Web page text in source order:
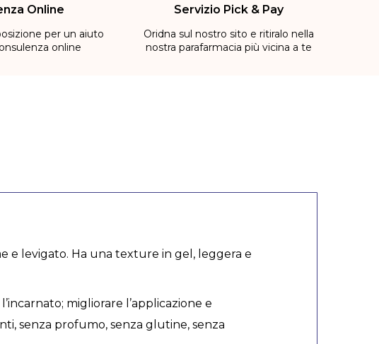
Online
per un aiuto
online
Servizio Pick & Pay
Oridna sul nostro sito e ritiralo nella
nostra parafarmacia più vicina a te
e levigato. Ha una texture in gel, leggera e
migliorare l’applicazione e
senza profumo, senza glutine, senza